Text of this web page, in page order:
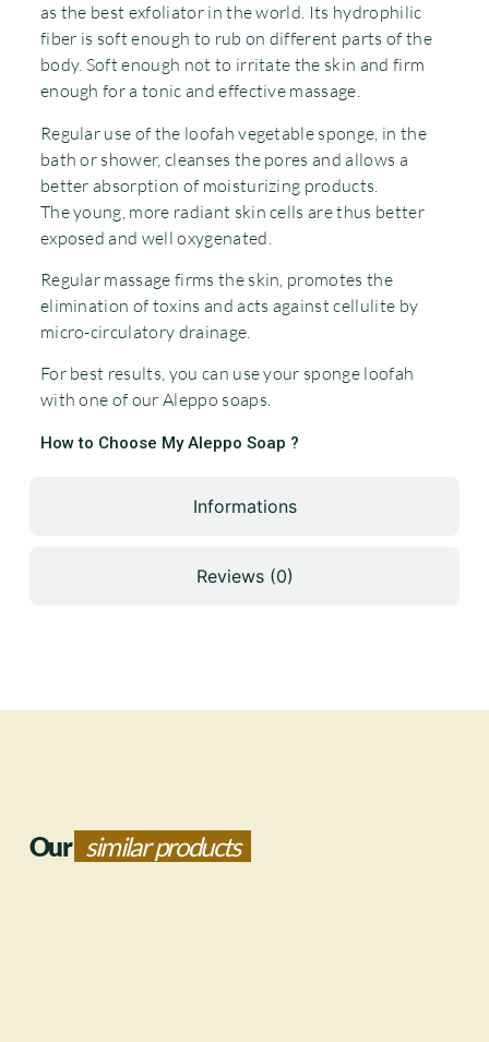
Informations
Reviews (0)
as the best exfoliator in the world. Its hydrophilic
fiber is soft enough to rub on different parts of the
body. Soft enough not to irritate the skin and firm
enough for a tonic and effective massage.
Regular use of the loofah vegetable sponge, in the
bath or shower, cleanses the pores and allows a
better absorption of moisturizing products.
The young, more radiant skin cells are thus better
exposed and well oxygenated.
Regular massage firms the skin, promotes the
elimination of toxins and acts against cellulite by
micro-circulatory drainage.
For best results, you can use your sponge loofah
with one of our Aleppo soaps.
How to Choose My Aleppo Soap ?
Our similar products